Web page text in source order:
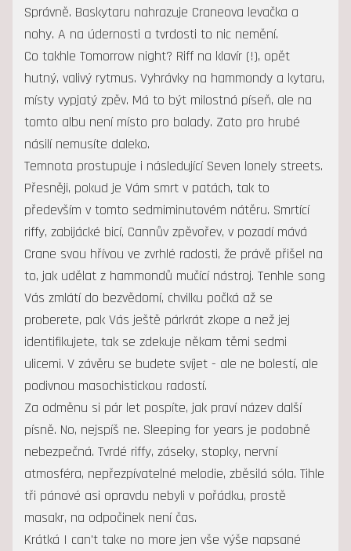
Správně. Baskytaru nahrazuje Craneova levačka a
nohy. A na údernosti a tvrdosti to nic nemění.
Co takhle Tomorrow night? Riff na klavír (!), opět
hutný, valivý rytmus. Vyhrávky na hammondy a kytaru,
místy vypjatý zpěv. Má to být milostná píseň, ale na
tomto albu není místo pro balady. Zato pro hrubé
násilí nemusíte daleko.
Temnota prostupuje i následující Seven lonely streets.
Přesněji, pokud je Vám smrt v patách, tak to
především v tomto sedmiminutovém nátěru. Smrtící
riffy, zabijácké bicí, Cannův zpěvořev, v pozadí mává
Crane svou hřívou ve zvrhlé radosti, že právě přišel na
to, jak udělat z hammondů mučící nástroj. Tenhle song
Vás zmlátí do bezvědomí, chvilku počká až se
proberete, pak Vás ještě párkrát zkope a než jej
identifikujete, tak se zdekuje někam těmi sedmi
ulicemi. V závěru se budete svíjet - ale ne bolestí, ale
podivnou masochistickou radostí.
Za odměnu si pár let pospíte, jak praví název další
písně. No, nejspíš ne. Sleeping for years je podobně
nebezpečná. Tvrdé riffy, záseky, stopky, nervní
atmosféra, nepřezpívatelné melodie, zběsilá sóla. Tihle
tři pánové asi opravdu nebyli v pořádku, prostě
masakr, na odpočinek není čas.
Krátká I can't take no more jen vše výše napsané